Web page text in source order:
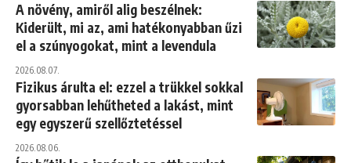
A növény, amiről alig beszélnek:
Kiderült, mi az, ami hatékonyabban űzi
el a szúnyogokat, mint a levendula
2026.08.07.
Fizikus árulta el: ezzel a trükkel sokkal
gyorsabban lehűtheted a lakást, mint
egy egyszerű szellőztetéssel
2026.08.06.